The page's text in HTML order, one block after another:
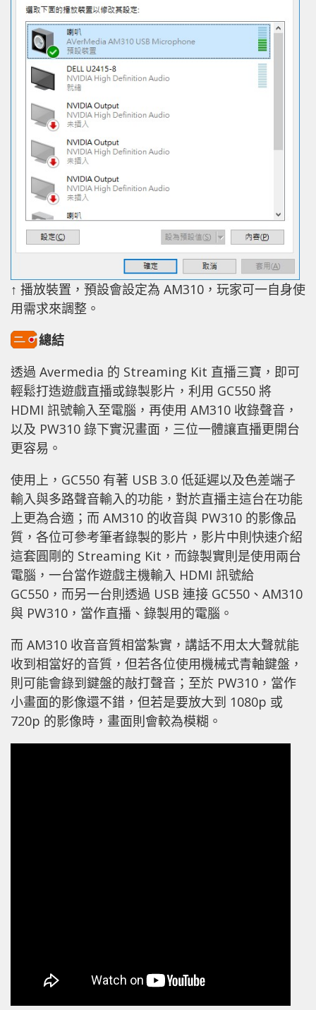
↑ 播放裝置，預設會設定為 AM310，玩家可一自身使
用需求來調整。
總結
透過 Avermedia 的 Streaming Kit 直播三寶，即可
輕鬆打造遊戲直播或錄製影片，利用 GC550 將
HDMI 訊號輸入至電腦，再使用 AM310 收錄聲音，
以及 PW310 錄下實況畫面，三位一體讓直播更開台
更容易。
使用上，GC550 有著 USB 3.0 低延遲以及色差端子
輸入與多路聲音輸入的功能，對於直播主這台在功能
上更為合適；而 AM310 的收音與 PW310 的影像品
質，各位可參考筆者錄製的影片，影片中則快速介紹
這套圓剛的 Streaming Kit，而錄製實則是使用兩台
電腦，一台當作遊戲主機輸入 HDMI 訊號給
GC550，而另一台則透過 USB 連接 GC550、AM310
與 PW310，當作直播、錄製用的電腦。
而 AM310 收音音質相當紮實，講話不用太大聲就能
收到相當好的音質，但若各位使用機械式青軸鍵盤，
則可能會錄到鍵盤的敲打聲音；至於 PW310，當作
小畫面的影像還不錯，但若是要放大到 1080p 或
720p 的影像時，畫面則會較為模糊。